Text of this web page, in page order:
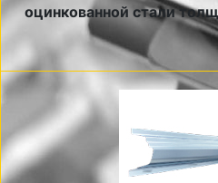
оцинкованной стали